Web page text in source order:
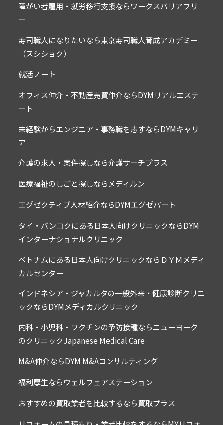
障がい者雇用・就労移行支援ならワークスバリアフリ
ー
寿司職人になりたいなら東京寿司職人育成アカデミー
（スシショク）
就活ノート
オフィス仲介・不動産売買仲介ならDYMリアルエステ
ート
未経験からエンジニア・事務職を志すならDYMキャリ
ア
介護の求人・案件探しなら介護サーチプラス
医療福祉のしごと探しならメディルン
エグゼクティブ人材紹介ならDYMエグゼパート
タイ・バンコクにある日本人向けクリニックならDYM
インターナショナルクリニック
ベトナムにある日本人向けクリニックならＤＹＭメディ
カルセンター
インドネシア・ジャカルタの一般外来・健康診断クリニ
ックならDYMメディカルクリニック
内科・小児科・ワクチンの予防接種ならニューヨーク
のクリニックJapanese Medical Care
M&A仲介ならDYM M&Aコンサルティング
福利厚生ならウェルフェアステーション
おすすめの買取業者を比較するなら買取プラス